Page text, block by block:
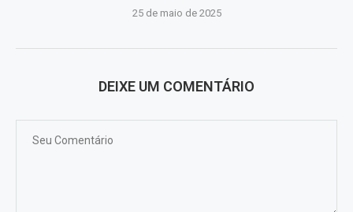
25 de maio de 2025
DEIXE UM COMENTÁRIO